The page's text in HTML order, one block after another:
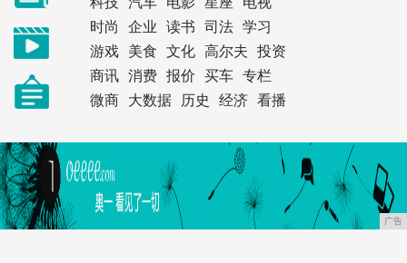
时尚
企业 读书 司法
学习
游戏
美食 文化 高尔夫
投资
商讯
消费 报价 买车
专栏
微商
大数据 历史 经济 看播
广告